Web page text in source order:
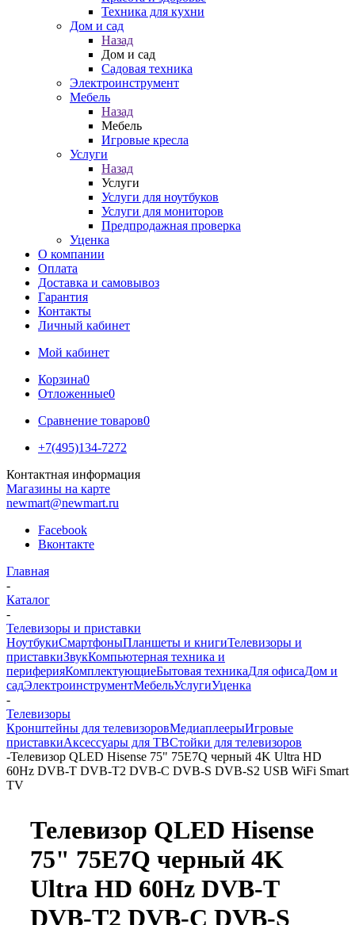
Техника для кухни
Дом и сад
Назад
Дом и сад
Садовая техника
Электроинструмент
Мебель
Назад
Мебель
Игровые кресла
Услуги
Назад
Услуги
Услуги для ноутбуков
Услуги для мониторов
Предпродажная проверка
Уценка
О компании
Оплата
Доставка и самовывоз
Гарантия
Контакты
Личный кабинет
Мой кабинет
Корзина0
Отложенные0
Сравнение товаров0
+7(495)134-7272
Контактная информация
Магазины на карте
newmart@newmart.ru
Facebook
Вконтакте
Главная
-
Каталог
-
Телевизоры и приставки
НоутбукиСмартфоныПланшеты и книгиТелевизоры и
приставкиЗвукКомпьютерная техника и
периферияКомплектующиеБытовая техникаДля офисаДом и
садЭлектроинструментМебельУслугиУценка
-
Телевизоры
Кронштейны для телевизоровМедиаплеерыИгровые
приставкиАксессуары для ТВСтойки для телевизоров
-Телевизор QLED Hisense 75" 75E7Q черный 4K Ultra HD
60Hz DVB-T DVB-T2 DVB-C DVB-S DVB-S2 USB WiFi Smart
TV
Телевизор QLED Hisense
75" 75E7Q черный 4K
Ultra HD 60Hz DVB-T
DVB-T2 DVB-C DVB-S